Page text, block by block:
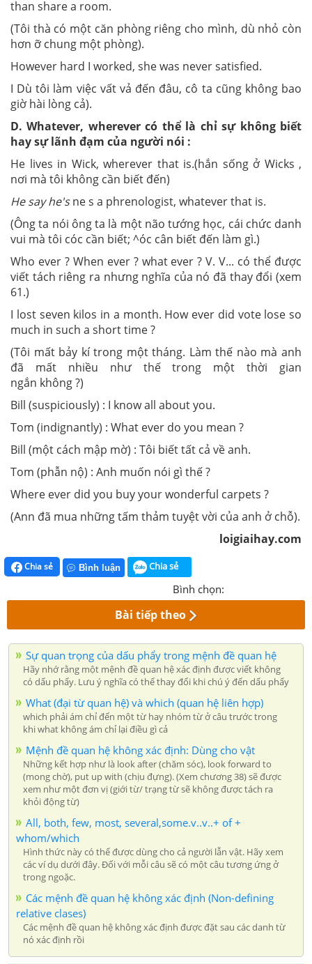
than share a room.
(Tôi thà có một căn phòng riêng cho mình, dù nhỏ còn
hơn ỡ chung một phòng).
However hard I worked, she was never satisfied.
I Dù tôi làm việc vất vả đến đâu, cô ta cũng không bao
giờ hài lòng cả).
D. Whatever, wherever có thể là chỉ sự không biết
hay sự lãnh đạm của người nói :
He lives in Wick, wherever that is.(hắn sống ở Wicks ,
nơi mà tôi không cần biết đến)
He say he'sne s a phrenologist, whatever that is.
(Ông ta nói ông ta là một não tướng học, cái chức danh
vui mà tôi cóc cần biết; ^óc cân biết đến làm gì.)
Who ever ? When ever ? what ever ? V. V... có thể được
viết tách riêng ra nhưng nghĩa của nó đã thay đổi (xem
61.)
I lost seven kilos in a month. How ever did vote lose so
much in such a short time ?
(Tôi mất bảy kí trong một tháng. Làm thế nào mà anh
đã mất nhiều như thế trong một thời gian
ngắn không ?)
Bill (suspiciously) : I know all about you.
Tom (indignantly) : What ever do you mean ?
Bill (một cách mập mờ) : Tôi biết tất cả về anh.
Tom (phẫn nộ) : Anh muốn nói gì thế ?
Where ever did you buy your wonderful carpets ?
(Ann đã mua những tấm thảm tuyệt vời của anh ở chỗ).
loigiaihay.com
Chia sẻ Bình luận Chia sẻ
Bình chọn:
Bài tiếp theo
Sự quan trọng của dấu phẩy trong mệnh đề quan hệ
Hãy nhớ rằng một mệnh đề quan hệ xác định được viết không
có dấu phẩy. Lưu ý nghĩa có thể thay đổi khi chú ý đến dấu phẩy
What (đại từ quan hệ) và which (quan hệ liên hợp)
which phải ám chỉ đến một từ hay nhóm từ ở câu trước trong
khi what không ám chỉ lại điều gì cả
Mệnh đề quan hệ không xác định: Dùng cho vật
Những kết hợp như là look after (chăm sóc), look forward to
(mong chờ), put up with (chịu đựng). (Xem chương 38) sẽ được
xem như một đơn vị (giới từ/ trạng từ sẽ không được tách ra
khỏi động từ)
All, both, few, most, several,some.v..v..+ of +
whom/which
Hình thức này có thể được dùng cho cả người lẫn vật. Hãy xem
các ví dụ dưới đây. Đối với mỗi câu sẽ có một câu tương ứng ở
trong ngoặc.
Các mệnh đề quan hệ không xác định (Non-defining
relative clases)
Các mệnh đề quan hệ không xác định được đặt sau các danh từ
nó xác định rồi